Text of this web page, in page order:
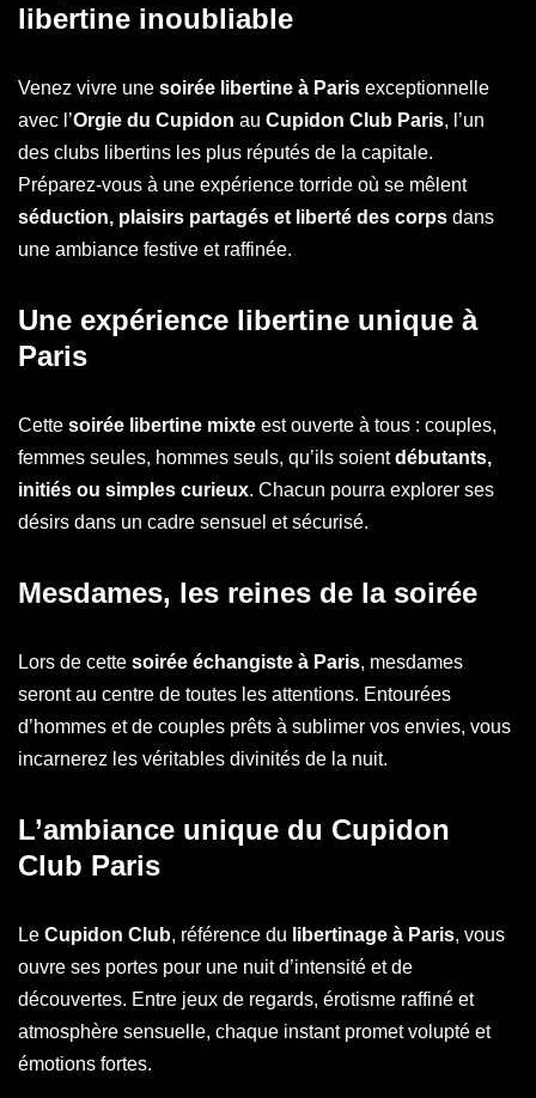
libertine inoubliable
Venez vivre une soirée libertine à Paris exceptionnelle
avec l’Orgie du Cupidon au Cupidon Club Paris, l’un
des clubs libertins les plus réputés de la capitale.
Préparez-vous à une expérience torride où se mêlent
séduction, plaisirs partagés et liberté des corps dans
une ambiance festive et raffinée.
Une expérience libertine unique à
Paris
Cette soirée libertine mixte est ouverte à tous : couples,
femmes seules, hommes seuls, qu’ils soientdébutants,
initiés ou simples curieux. Chacun pourra explorer ses
désirs dans un cadre sensuel et sécurisé.
Mesdames, les reines de la soirée
Lors de cette soirée échangiste à Paris, mesdames
seront au centre de toutes les attentions. Entourées
d’hommes et de couples prêts à sublimer vos envies, vous
incarnerez les véritables divinités de la nuit.
L’ambiance unique du Cupidon
Club Paris
Le Cupidon Club, référence du libertinage à Paris, vous
ouvre ses portes pour une nuit d’intensité et de
découvertes. Entre jeux de regards, érotisme raffiné et
atmosphère sensuelle, chaque instant promet volupté et
émotions fortes.